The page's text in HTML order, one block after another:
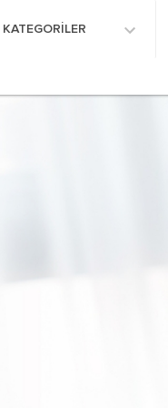
KATEGORİLER